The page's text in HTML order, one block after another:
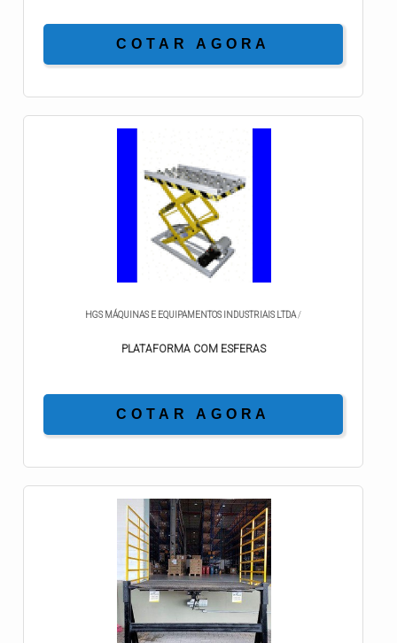
COTAR AGORA
HGS MÁQUINAS E EQUIPAMENTOS INDUSTRIAIS LTDA /
PLATAFORMA COM ESFERAS
COTAR AGORA